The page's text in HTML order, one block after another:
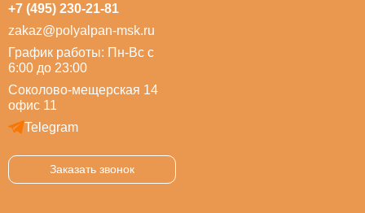
+7 (495) 230-21-81
zakaz@polyalpan-msk.ru
График работы: Пн-Вс с
6:00 до 23:00
Соколово-мещерская 14
офис 11
Telegram
Заказать звонок